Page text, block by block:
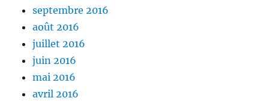
septembre 2016
août 2016
juillet 2016
juin 2016
mai 2016
avril 2016